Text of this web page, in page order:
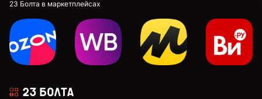
М4
23 Болта в маркетплейсах